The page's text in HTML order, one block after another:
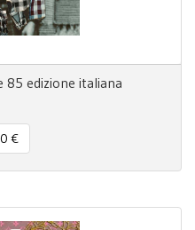
85 edizione italiana
€